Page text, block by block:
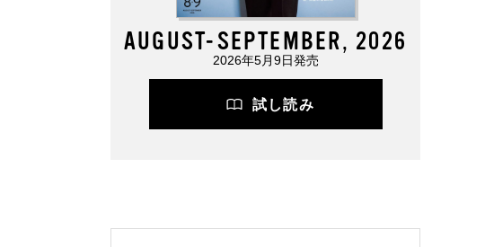
AUGUST-SEPTEMBER, 2026
2026年5月9日発売
試し読み